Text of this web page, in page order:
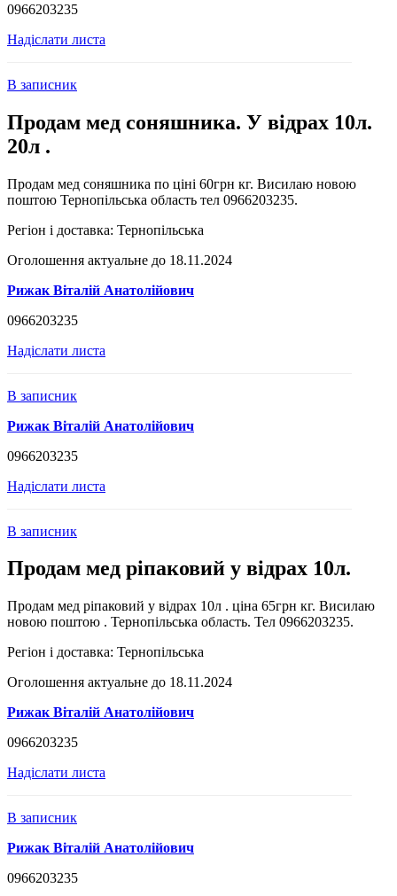
0966203235
Надіслати листа
В записник
Продам мед соняшника. У відрах 10л.
20л .
Продам мед соняшника по ціні 60грн кг. Висилаю новою
поштою Тернопільська область тел 0966203235.
Регіон і доставка: Тернопільська
Оголошення актуальне до 18.11.2024
Рижак Віталій Анатолійович
0966203235
Надіслати листа
В записник
Рижак Віталій Анатолійович
0966203235
Надіслати листа
В записник
Продам мед ріпаковий у відрах 10л.
Продам мед ріпаковий у відрах 10л . ціна 65грн кг. Висилаю
новою поштою . Тернопільська область. Тел 0966203235.
Регіон і доставка: Тернопільська
Оголошення актуальне до 18.11.2024
Рижак Віталій Анатолійович
0966203235
Надіслати листа
В записник
Рижак Віталій Анатолійович
0966203235